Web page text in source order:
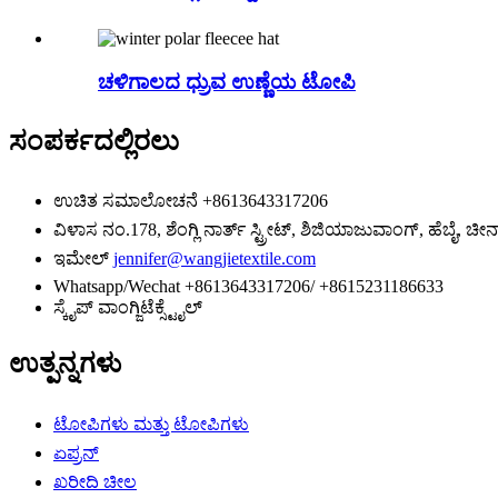
ಚಳಿಗಾಲದ ಧ್ರುವ ಉಣ್ಣೆಯ ಟೋಪಿ
ಸಂಪರ್ಕದಲ್ಲಿರಲು
ಉಚಿತ ಸಮಾಲೋಚನೆ +8613643317206
ವಿಳಾಸ ನಂ.178, ಶೆಂಗ್ಲಿ ನಾರ್ತ್ ಸ್ಟ್ರೀಟ್, ಶಿಜಿಯಾಜುವಾಂಗ್, ಹೆಬೈ,
ಇಮೇಲ್ jennifer@wangjietextile.com
Whatsapp/Wechat +8613643317206/ +8615231186633
ಸ್ಕೈಪ್ ವಾಂಗ್ಜಿಟೆಕ್ಸ್ಟೈಲ್
ಉತ್ಪನ್ನಗಳು
ಟೋಪಿಗಳು ಮತ್ತು ಟೋಪಿಗಳು
ಏಪ್ರನ್
ಖರೀದಿ ಚೀಲ